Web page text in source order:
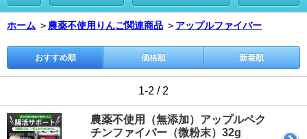
ホーム ＞ 農薬不使用りんご関連商品 ＞ アップルファイバー
おすすめ順 価格順 新着順
1-2 / 2
農薬不使用（無添加）アップルペク
チンファイバー（微粉末）32g